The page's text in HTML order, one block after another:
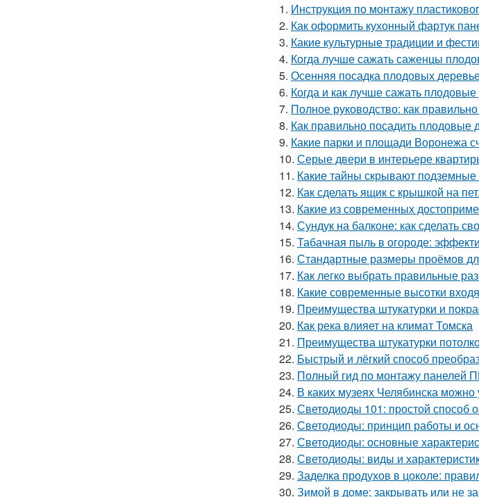
1. Инструкция по монтажу
2. Как оформить кухонный фартук
3. Какие культурные традиции и
4. Когда лучше сажать саженцы
5. Осенняя посадка плодовых
6. Когда и как лучше сажать
7. Полное руководство: как
8. Как правильно посадить плодовые
9. Какие парки и площади Воронежа
10. Серые двери в интерьере
11. Какие тайны скрывают
12. Как сделать ящик с крышкой на
13. Какие из современных
14. Сундук на балконе: как сделать
15. Табачная пыль в огороде:
16. Стандартные размеры проёмов
17. Как легко выбрать правильные
18. Какие современные высотки
19. Преимущества штукатурки и
20. Как река влияет на климат Томска
21. Преимущества штукатурки
22. Быстрый и лёгкий способ
23. Полный гид по монтажу панелей
24. В каких музеях Челябинска можно
25. Светодиоды 101: простой способ
26. Светодиоды: принцип работы и
27. Светодиоды: основные
28. Светодиоды: виды и
29. Заделка продухов в цоколе:
30. Зимой в доме: закрывать или не